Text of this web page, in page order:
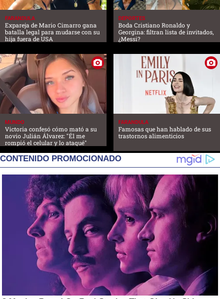
FARANDULA
Expareja de Mario Cimarro gana
batalla legal para mudarse con su
hija fuera de USA
DEPORTES
Boda Cristiano Ronaldo y
Georgina: filtran lista de invitados,
¿Messi?
MUNDO
Victoria confesó cómo mató a su
novio Julián Álvarez: "Él me
rompió el celular y lo ataqué"
FARANDULA
Famosas que han hablado de sus
trastornos alimenticios
CONTENIDO PROMOCIONADO